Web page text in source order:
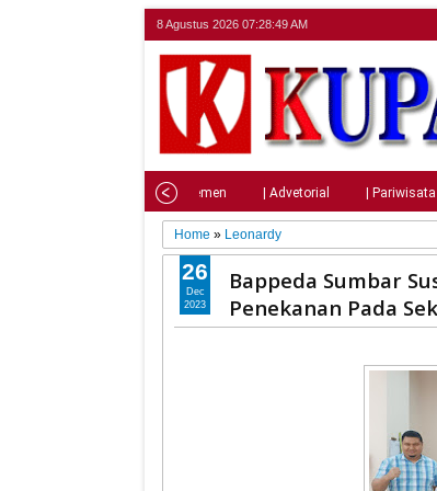
8 Agustus 2026 07:28:51 AM
| Parlemen | Advetorial | Pariwisata
Home » Leonardy
Bappeda Sumbar
Penekanan Pada
26
Dec
2023